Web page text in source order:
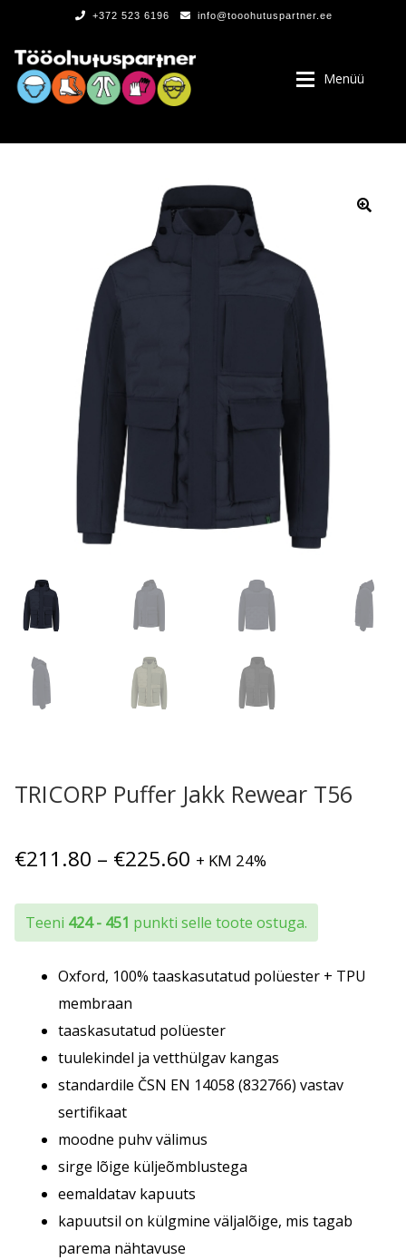
+372 523 6196 info@tooohutuspartner.ee
Menüü
TRICORP Puffer Jakk Rewear T56
€211.80 – €225.60 Hinnavahemik:
kuni
€225.60
+ KM 24%
Teeni 424 - 451 punkti selle toote ostuga.
Oxford, 100% taaskasutatud polüester + TPU
membraan
taaskasutatud polüester
tuulekindel ja vetthülgav kangas
standardile ČSN EN 14058 (832766) vastav
sertifikaat
moodne puhv välimus
sirge lõige küljeõmblustega
eemaldatav kapuuts
kapuutsil on külgmine väljalõige, mis tagab
parema nähtavuse